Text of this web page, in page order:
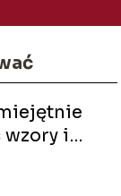
wzory i